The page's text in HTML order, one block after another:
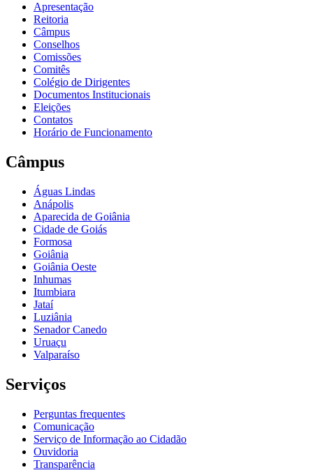
Apresentação
Reitoria
Câmpus
Conselhos
Comissões
Comitês
Colégio de Dirigentes
Documentos Institucionais
Eleições
Contatos
Horário de Funcionamento
Câmpus
Águas Lindas
Anápolis
Aparecida de Goiânia
Cidade de Goiás
Formosa
Goiânia
Goiânia Oeste
Inhumas
Itumbiara
Jataí
Luziânia
Senador Canedo
Uruaçu
Valparaíso
Serviços
Perguntas frequentes
Comunicação
Serviço de Informação ao Cidadão
Ouvidoria
Transparência